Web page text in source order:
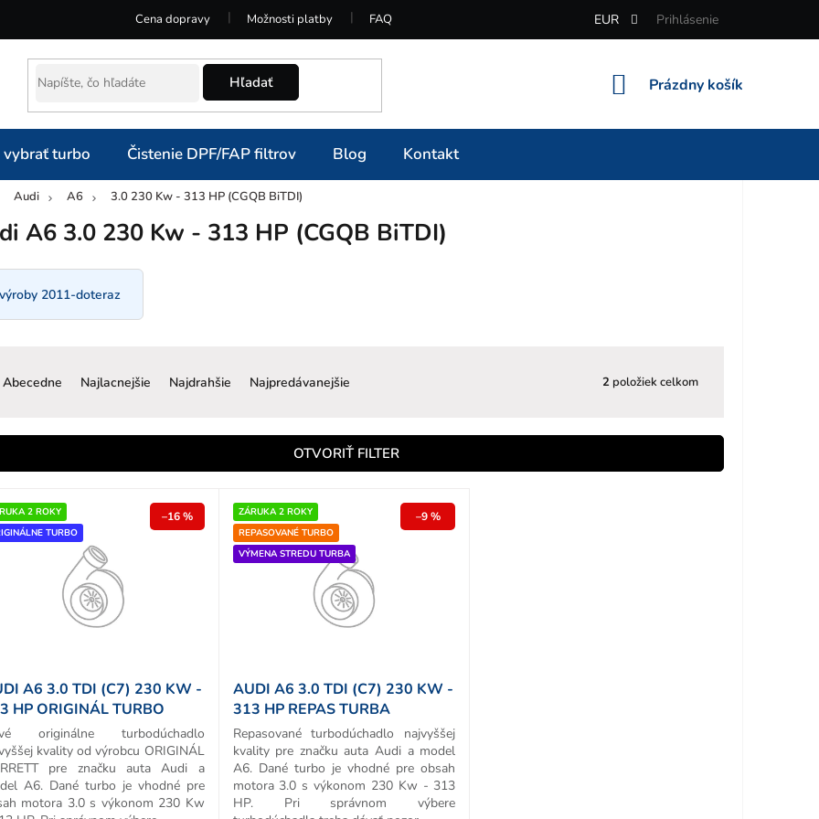
Cena dopravy Možnosti platby FAQ EUR Prihlásenie
Hľadať
NÁKUPNÝ
Prázdny košík
turbo Čistenie DPF/FAP filtrov Blog Kontakt
Audi A6 3.0 230 Kw - 313 HP (CGQB BiTDI)
A6 3.0 230 Kw - 313 HP (CGQB BiTDI)
2011-doteraz
Abecedne Najlacnejšie Najdrahšie Najpredávanejšie 2 položiek celkom
OTVORIŤ FILTER
2 ROKY
TURBO
–16 %
A6 3.0 TDI (C7) 230 KW -
HP ORIGINÁL TURBO
originálne turbodúchadlo
kvality od výrobcu ORIGINÁL
pre značku auta Audi a
A6. Dané turbo je vhodné pre
motora 3.0 s výkonom 230 Kw
ZÁRUKA 2 ROKY
REPASOVANÉ TURBO
VÝMENA STREDU TURBA
–9 %
AUDI A6 3.0 TDI (C7) 230 KW -
313 HP REPAS TURBA
Repasované turbodúchadlo najvyššej
kvality pre značku auta Audi a model
A6. Dané turbo je vhodné pre obsah
motora 3.0 s výkonom 230 Kw - 313
HP. Pri správnom výbere